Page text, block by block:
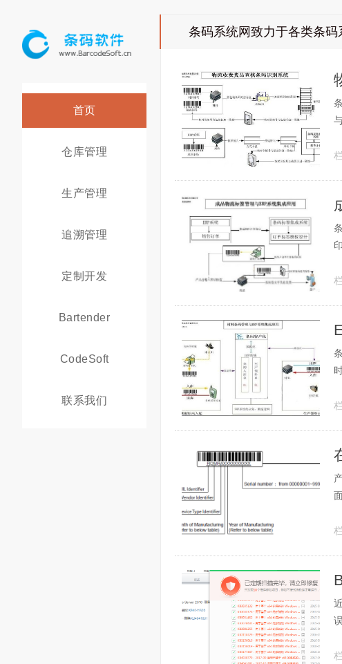
首页
仓库管理
生产管理
追溯管理
定制开发
Bartender
CodeSoft
联系我们
条码系统网致力于各类条